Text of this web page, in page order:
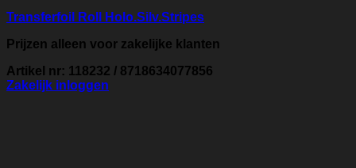
Transferfoil Roll Holo.Silv.Stripes
Prijzen alleen voor zakelijke klanten
Artikel nr: 118232 / 8718634077856
Zakelijk inloggen